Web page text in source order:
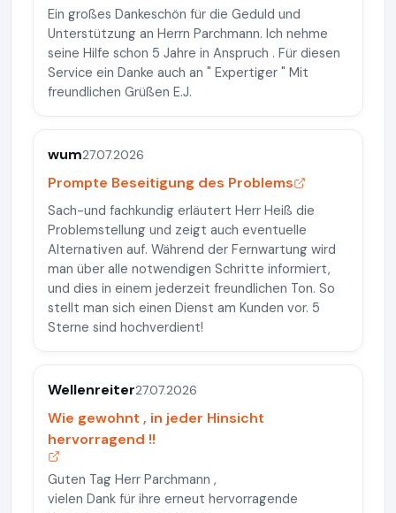
Ein großes Dankeschön für die Geduld und
Unterstützung an Herrn Parchmann. Ich nehme
seine Hilfe schon 5 Jahre in Anspruch . Für diesen
Service ein Danke auch an " Expertiger " Mit
freundlichen Grüßen E.J.
wum27.07.2026
Prompte Beseitigung des Problems
Sach-und fachkundig erläutert Herr Heiß die
Problemstellung und zeigt auch eventuelle
Alternativen auf. Während der Fernwartung wird
man über alle notwendigen Schritte informiert,
und dies in einem jederzeit freundlichen Ton. So
stellt man sich einen Dienst am Kunden vor. 5
Sterne sind hochverdient!
Wellenreiter27.07.2026
Wie gewohnt , in jeder Hinsicht
hervorragend !!
Guten Tag Herr Parchmann ,
vielen Dank für ihre erneut hervorragende